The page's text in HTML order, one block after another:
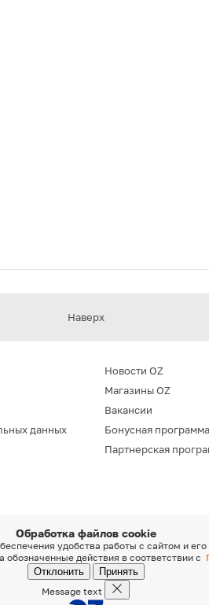
Наверх
данных
Новости OZ
Магазины OZ
Вакансии
Бонусная программа
Партнерская
Обработка файлов cookie
удобства работы с сайтом и его
действия в соответствии с
Отклонить
Принять
Message text